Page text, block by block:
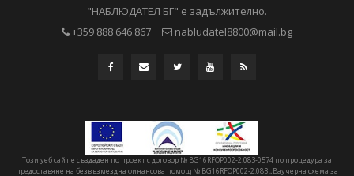
"НАБЛЮДАТЕЛ БГ" е задължително.
+359 888 646 867
nabludatel8800@mail.bg
Този уеб сайт е създаден по проект с договор № BG16RFOP002-2.083-0574 по процедура за
предоставяне на безвъзмездна финансова помощ № BG16RFOP002-2.083 „Ваучерна схема за